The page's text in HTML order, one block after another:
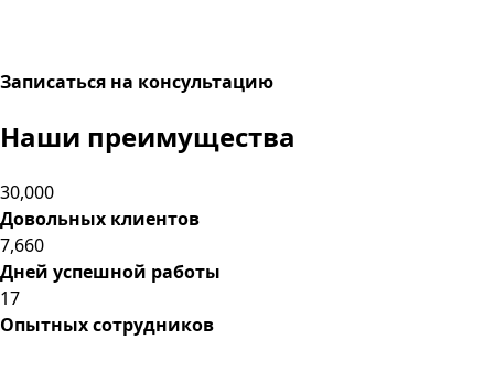
Записаться на консультацию
Наши преимущества
30,000
Довольных клиентов
7,660
Дней успешной работы
17
Опытных сотрудников